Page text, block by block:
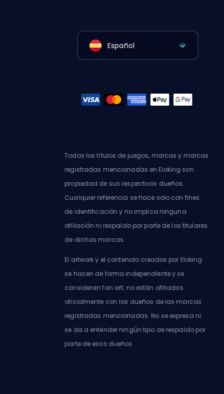
Español
Todos los títulos de juegos, marcas y marcas
registradas mencionadas en Eloking son
propiedad de sus respectivos dueños.
Cualquier referencia se hace solo con fines
de identificación y no implica ninguna
afiliación ni respaldo por parte de los titulares
de dichas marcas.
El artwork y el contenido creados por Eloking
se hacen de forma independiente y se
consideran fan art; no están afiliados
oficialmente con los dueños de las marcas
registradas mencionadas. No se expresa ni
se da a entender ningún tipo de respaldo por
parte de esos dueños.